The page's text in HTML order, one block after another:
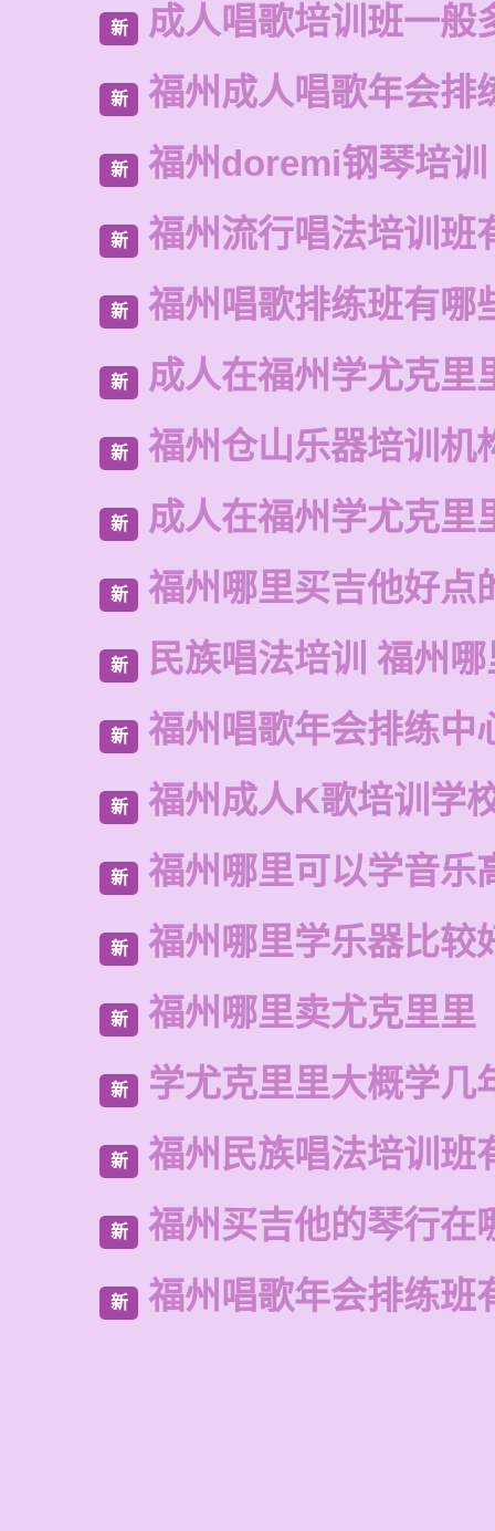
新 成人唱歌培训班一般
新 福州成人唱歌年会排
新 福州doremi钢琴培训
新 福州流行唱法培训班
新 福州唱歌排练班有哪
新 成人在福州学尤克里
新 福州仓山乐器培训机
新 成人在福州学尤克里
新 福州哪里买吉他好点
新 民族唱法培训 福州
新 福州唱歌年会排练中
新 福州成人K歌培训学
新 福州哪里可以学音乐
新 福州哪里学乐器比较
新 福州哪里卖尤克里里
新 学尤克里里大概学几
新 福州民族唱法培训班
新 福州买吉他的琴行在
新 福州唱歌年会排练班